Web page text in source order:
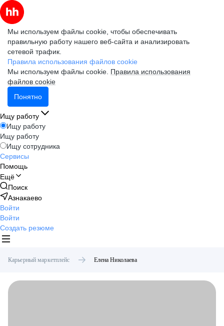
Мы используем файлы cookie, чтобы обеспечивать
правильную работу нашего веб-сайта и анализировать
сетевой трафик.
Правила использования файлов cookie
Мы используем файлы cookie. Правила использования
файлов cookie
Понятно
Ищу работу
Ищу работу
Ищу работу
Ищу сотрудника
Сервисы
Помощь
Ещё
Поиск
Азнакаево
Войти
Войти
Создать резюме
Карьерный маркетплейс Елена Николаева